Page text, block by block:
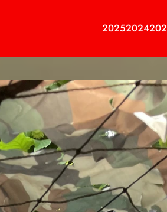
20252024